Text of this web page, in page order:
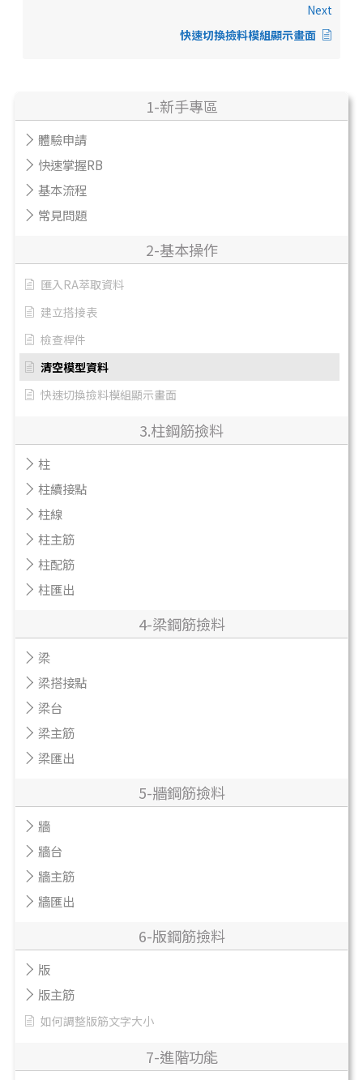
1-新手專區
體驗申請
快速掌握RB
基本流程
常見問題
2-基本操作
匯入RA萃取資料
建立搭接表
檢查桿件
清空模型資料
快速切換撿料模組顯示畫面
3.柱鋼筋撿料
柱
柱續接點
柱線
柱主筋
柱配筋
柱匯出
4-梁鋼筋撿料
梁
梁搭接點
梁台
梁主筋
梁匯出
5-牆鋼筋撿料
牆
牆台
牆主筋
牆匯出
6-版鋼筋撿料
版
版主筋
如何調整版筋文字大小
7-進階功能
Next
快速切換撿料模組顯示畫面